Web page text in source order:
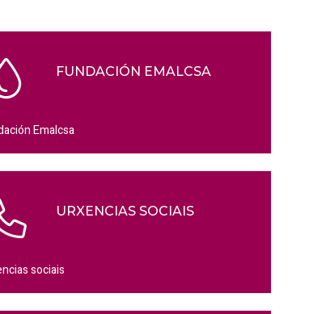
FUNDACIÓN EMALCSA
Emalcsa
URXENCIAS SOCIAIS
sociais